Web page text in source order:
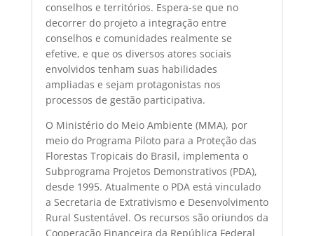
conselhos e territórios. Espera-se que no
decorrer do projeto a integração entre
conselhos e comunidades realmente se
efetive, e que os diversos atores sociais
envolvidos tenham suas habilidades
ampliadas e sejam protagonistas nos
processos de gestão participativa.
O Ministério do Meio Ambiente (MMA), por
meio do Programa Piloto para a Proteção das
Florestas Tropicais do Brasil, implementa o
Subprograma Projetos Demonstrativos (PDA),
desde 1995. Atualmente o PDA está vinculado
a Secretaria de Extrativismo e Desenvolvimento
Rural Sustentável. Os recursos são oriundos da
Cooperação Financeira da República Federal